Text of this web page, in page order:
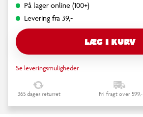
På lager online (100+)
Levering fra 39,-
LÆG I KURV
Se leveringsmuligheder
365 dages returret Fri fragt over 599,-